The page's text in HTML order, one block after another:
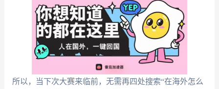
所以，当下次大赛来临前，无需再四处搜索“在海外怎么